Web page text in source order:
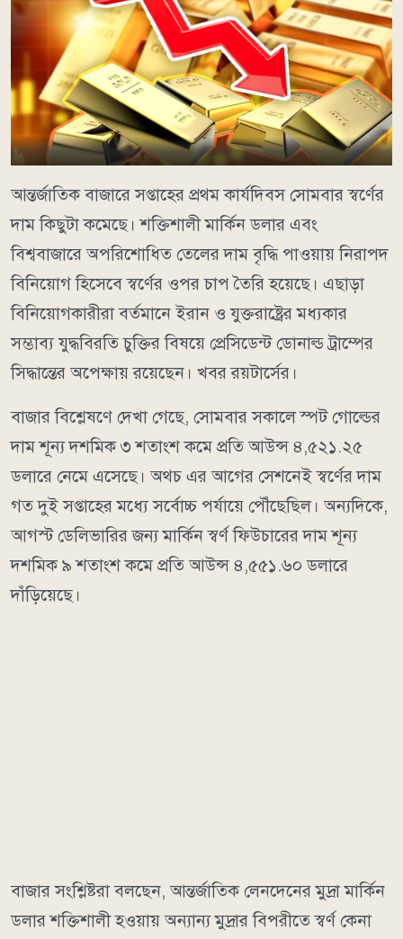
আন্তর্জাতিক বাজারে সপ্তাহের প্রথম কার্যদিবস সোমবার স্বর্ণের
দাম কিছুটা কমেছে। শক্তিশালী মার্কিন ডলার এবং
বিশ্ববাজারে অপরিশোধিত তেলের দাম বৃদ্ধি পাওয়ায় নিরাপদ
বিনিয়োগ হিসেবে স্বর্ণের ওপর চাপ তৈরি হয়েছে। এছাড়া
বিনিয়োগকারীরা বর্তমানে ইরান ও যুক্তরাষ্ট্রের মধ্যকার
সম্ভাব্য যুদ্ধবিরতি চুক্তির বিষয়ে প্রেসিডেন্ট ডোনাল্ড ট্রাম্পের
সিদ্ধান্তের অপেক্ষায় রয়েছেন। খবর রয়টার্সের।
বাজার বিশ্লেষণে দেখা গেছে, সোমবার সকালে স্পট গোল্ডের
দাম শূন্য দশমিক ৩ শতাংশ কমে প্রতি আউন্স ৪,৫২১.২৫
ডলারে নেমে এসেছে। অথচ এর আগের সেশনেই স্বর্ণের দাম
গত দুই সপ্তাহের মধ্যে সর্বোচ্চ পর্যায়ে পৌঁছেছিল। অন্যদিকে,
আগস্ট ডেলিভারির জন্য মার্কিন স্বর্ণ ফিউচারের দাম শূন্য
দশমিক ৯ শতাংশ কমে প্রতি আউন্স ৪,৫৫১.৬০ ডলারে
দাঁড়িয়েছে।
বাজার সংশ্লিষ্টরা বলছেন, আন্তর্জাতিক লেনদেনের মুদ্রা মার্কিন
ডলার শক্তিশালী হওয়ায় অন্যান্য মুদ্রার বিপরীতে স্বর্ণ কেনা